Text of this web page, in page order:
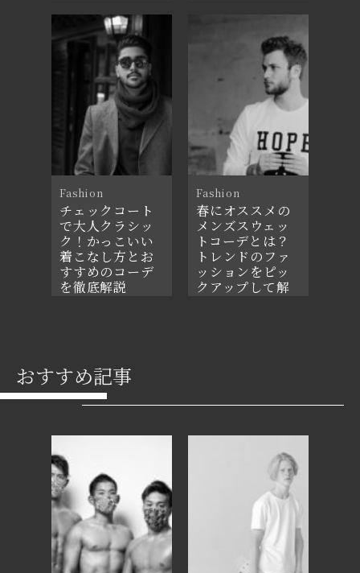
Fashion
チェックコート
で大人クラシッ
ク！かっこいい
着こなし方とお
すすめのコーデ
を徹底解説
Fashion
春にオススメの
メンズスウェッ
トコーデとは？
トレンドのファ
ッションをピッ
クアップして解
おすすめ記事